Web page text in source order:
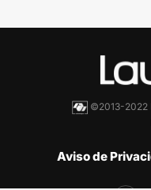
©2013-2022
Aviso de